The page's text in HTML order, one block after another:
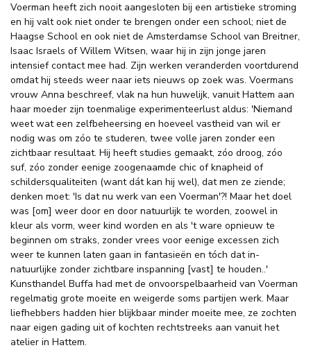
Voerman heeft zich nooit aangesloten bij een artistieke stroming
en hij valt ook niet onder te brengen onder een school; niet de
Haagse School en ook niet de Amsterdamse School van Breitner,
Isaac Israels of Willem Witsen, waar hij in zijn jonge jaren
intensief contact mee had. Zijn werken veranderden voortdurend
omdat hij steeds weer naar iets nieuws op zoek was. Voermans
vrouw Anna beschreef, vlak na hun huwelijk, vanuit Hattem aan
haar moeder zijn toenmalige experimenteerlust aldus: 'Niemand
weet wat een zelfbeheersing en hoeveel vastheid van wil er
nodig was om zóo te studeren, twee volle jaren zonder een
zichtbaar resultaat. Hij heeft studies gemaakt, zóo droog, zóo
suf, zóo zonder eenige zoogenaamde chic of knapheid of
schildersqualiteiten (want dát kan hij wel), dat men ze ziende;
denken moet: 'Is dat nu werk van een Voerman'?! Maar het doel
was [om] weer door en door natuurlijk te worden, zoowel in
kleur als vorm, weer kind worden en als 't ware opnieuw te
beginnen om straks, zonder vrees voor eenige excessen zich
weer te kunnen laten gaan in fantasieën en tóch dat in-
natuurlijke zonder zichtbare inspanning [vast] te houden..'
Kunsthandel Buffa had met de onvoorspelbaarheid van Voerman
regelmatig grote moeite en weigerde soms partijen werk. Maar
liefhebbers hadden hier blijkbaar minder moeite mee, ze zochten
naar eigen gading uit of kochten rechtstreeks aan vanuit het
atelier in Hattem.